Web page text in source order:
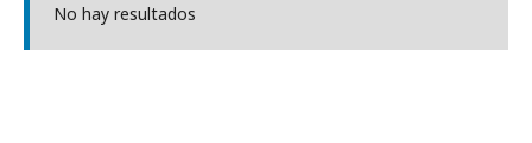
No hay resultados